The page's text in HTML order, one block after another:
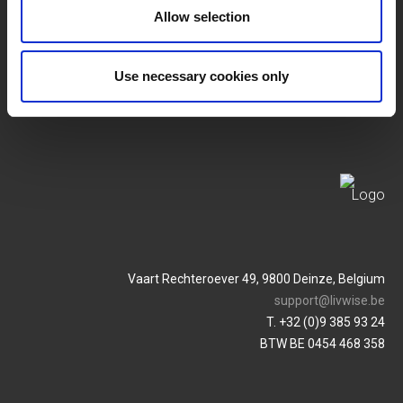
Allow selection
Use necessary cookies only
Algemene Voorwaarden Login
Vaart Rechteroever 49, 9800 Deinze, Belgium
support@livwise.be
T. +32 (0)9 385 93 24
BTW BE 0454 468 358